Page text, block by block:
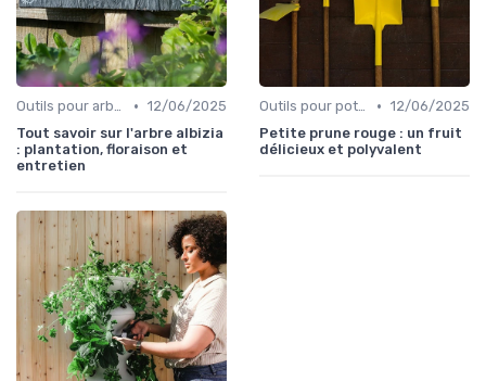
Outils pour arbres et arbustes • 12/06/2025
Tout savoir sur l'arbre albizia
: plantation, floraison et
entretien
Outils pour potagers • 12/06/2025
Petite prune rouge : un fruit
délicieux et polyvalent